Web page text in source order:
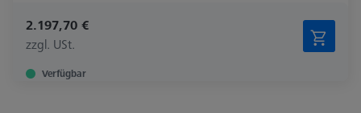
2.197,70 €
zzgl. USt.
Verfügbar